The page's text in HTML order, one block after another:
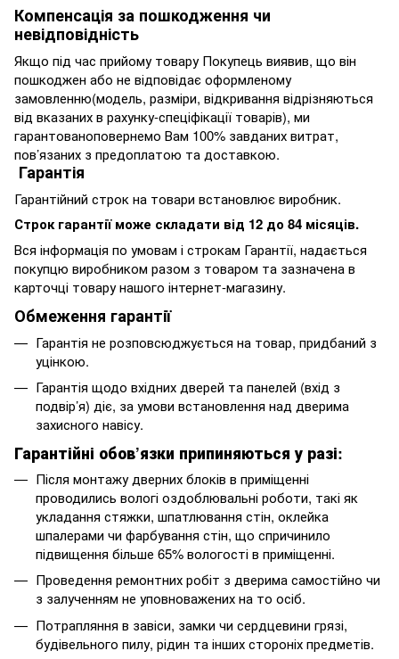
Компенсація за пошкодження чи
невідповідність
Якщо під час прийому товару Покупець виявив, що він
пошкоджен або не відповідає оформленому
замовленню(модель, разміри, відкривання відрізняються
від вказаних в рахунку-спеціфікації товарів), ми
гарантованоповернемо Вам 100% завданих витрат,
пов’язаних з предоплатою та доставкою.
Гарантія
Гарантійний строк на товари встановлює виробник.
Строк гарантії може складати від 12 до 84 місяців.
Вся інформація по умовам і строкам Гарантії, надається
покупцю виробником разом з товаром та зазначена в
карточці товару нашого інтернет-магазину.
Обмеження гарантії
Гарантія не розповсюджується на товар, придбаний з
уцінкою.
Гарантія щодо вхідних дверей та панелей (вхід з
подвір’я) діє, за умови встановлення над дверима
захисного навісу.
Гарантійні обов’язки припиняються у разі:
Після монтажу дверних блоків в приміщенні
проводились вологі оздоблювальні роботи, такі як
укладання стяжки, шпатлювання стін, оклейка
шпалерами чи фарбування стін, що спричинило
підвищення більше 65% вологості в приміщенні.
Проведення ремонтних робіт з дверима самостійно чи
з залученням не уповноважених на то осіб.
Потрапляння в завіси, замки чи сердцевини грязі,
будівельного пилу, рідин та інших стороніх предметів.